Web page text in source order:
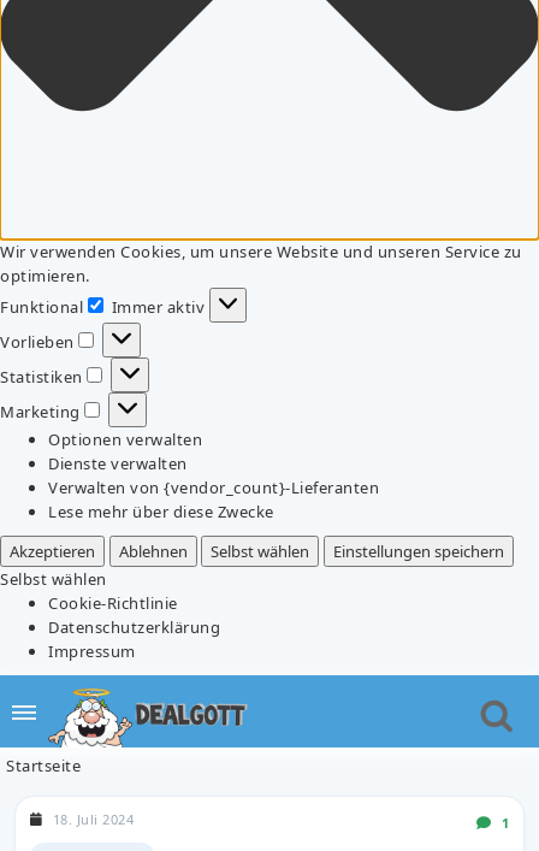
Wir verwenden Cookies, um unsere Website und unseren Service zu
optimieren.
Funktional
Funktional
Immer aktiv
Vorlieben
Vorlieben
Statistiken
Statistiken
Marketing
Marketing
Optionen verwalten
Dienste verwalten
Verwalten von {vendor_count}-Lieferanten
Lese mehr über diese Zwecke
Akzeptieren
Ablehnen Selbst wählen
Einstellungen speichern
Selbst wählen
Cookie-Richtlinie
Datenschutzerklärung
Impressum
Startseite
18. Juli 2024 1